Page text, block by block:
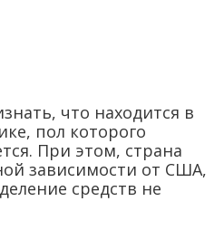
что находится в
пол которого
При этом, страна
зависимости от США,
средств не